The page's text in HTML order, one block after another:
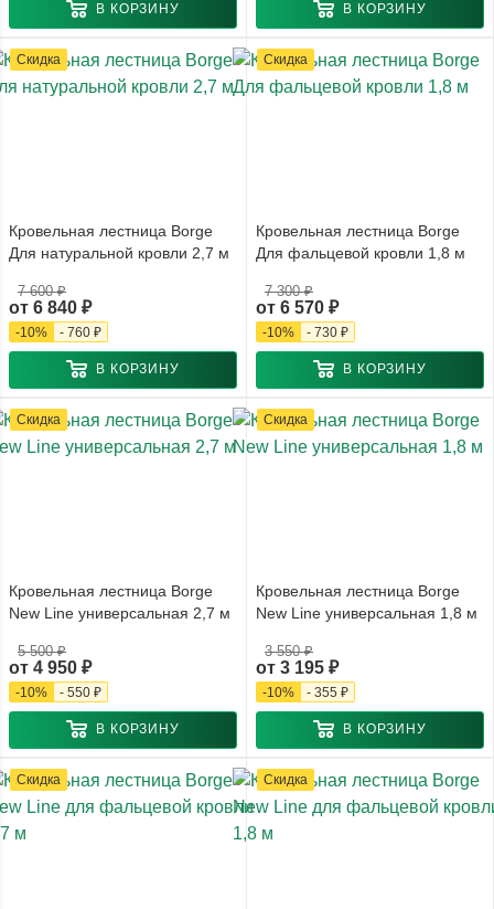
В КОРЗИНУ В КОРЗИНУ
Скидка
Кровельная лестница Borge
Для натуральной кровли 2,7 м
от 6 840 ₽
7 600 ₽
-10% - 760 ₽
В КОРЗИНУ
Скидка
Кровельная лестница Borge
Для фальцевой кровли 1,8 м
от 6 570 ₽
7 300 ₽
-10% - 730 ₽
В КОРЗИНУ
Скидка
Кровельная лестница Borge
New Line универсальная 2,7 м
от 4 950 ₽
5 500 ₽
-10% - 550 ₽
В КОРЗИНУ
Скидка
Кровельная лестница Borge
New Line универсальная 1,8 м
от 3 195 ₽
3 550 ₽
-10% - 355 ₽
В КОРЗИНУ
Скидка Скидка